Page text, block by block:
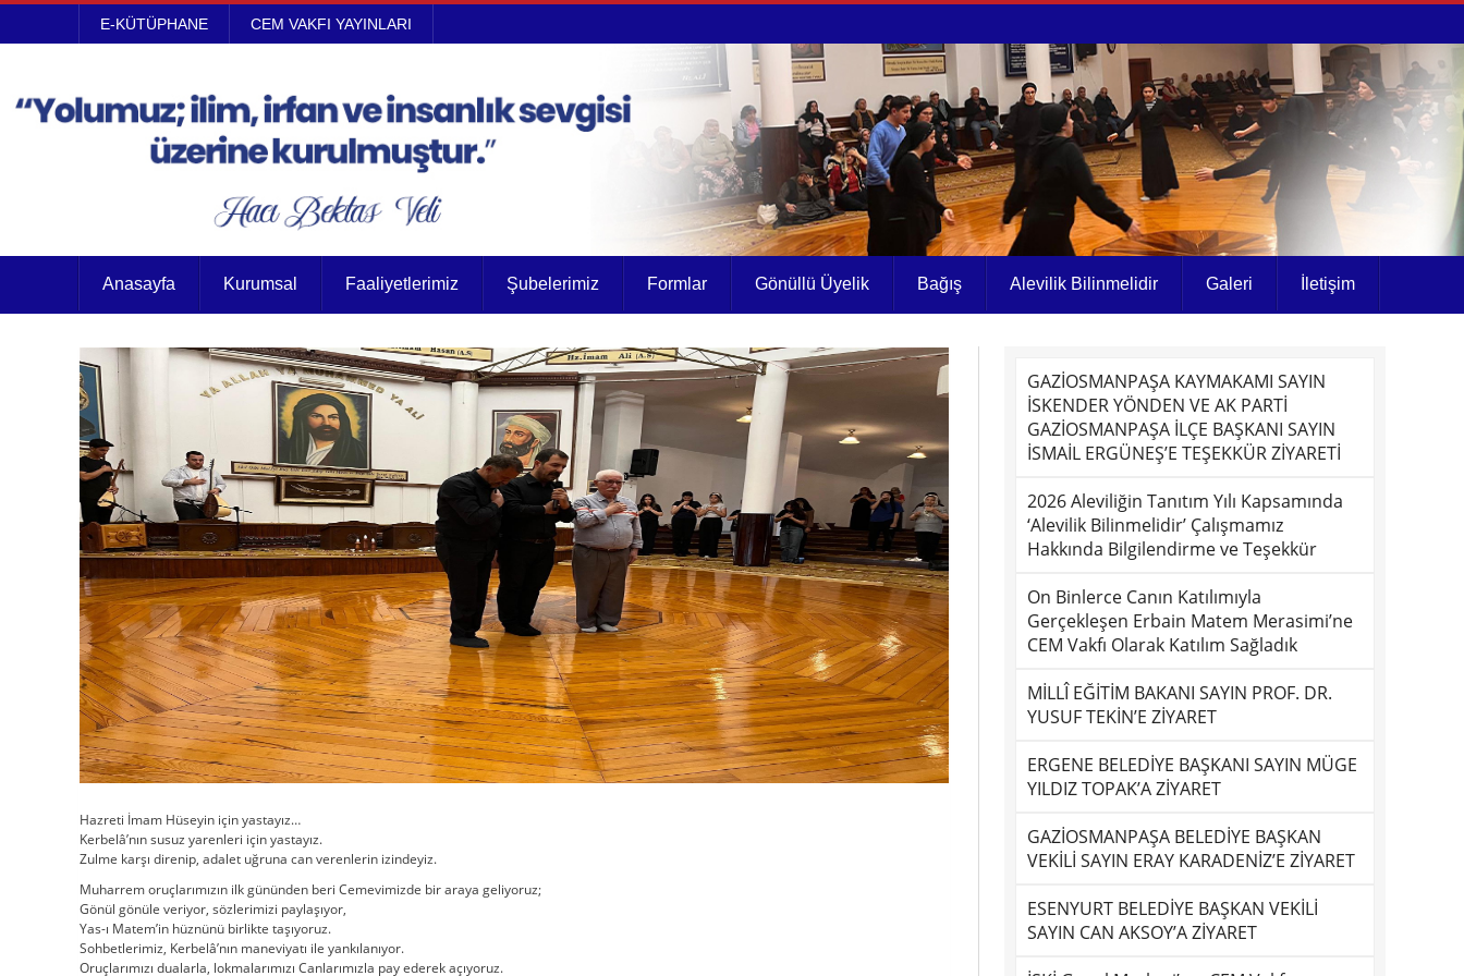
E-KÜTÜPHANE CEM VAKFI YAYINLARI
Anasayfa Kurumsal Faaliyetlerimiz Şubelerimiz Formlar Gönüllü Üyelik Bağış Alevilik Bilinmelidir Galeri İletişim
Hazreti İmam Hüseyin için yastayız…
Kerbelâ’nın susuz yarenleri için yastayız.
Zulme karşı direnip, adalet uğruna can verenlerin izindeyiz.
Muharrem oruçlarımızın ilk gününden beri Cemevimizde bir araya geliyoruz;
Gönül gönüle veriyor, sözlerimizi paylaşıyor,
Yas-ı Matem’in hüznünü birlikte taşıyoruz.
Sohbetlerimiz, Kerbelâ’nın maneviyatı ile yankılanıyor.
Oruçlarımızı dualarla, lokmalarımızı Canlarımızla pay ederek açıyoruz.
GAZİOSMANPAŞA KAYMAKAMI SAYIN
İSKENDER YÖNDEN VE AK PARTİ
GAZİOSMANPAŞA İLÇE BAŞKANI SAYIN
İSMAİL ERGÜNEŞ’E TEŞEKKÜR ZİYARETİ
2026 Aleviliğin Tanıtım Yılı Kapsamında
‘Alevilik Bilinmelidir’ Çalışmamız
Hakkında Bilgilendirme ve Teşekkür
On Binlerce Canın Katılımıyla
Gerçekleşen Erbain Matem Merasimi’ne
CEM Vakfı Olarak Katılım Sağladık
MİLLÎ EĞİTİM BAKANI SAYIN PROF. DR.
YUSUF TEKİN’E ZİYARET
ERGENE BELEDİYE BAŞKANI SAYIN MÜGE
YILDIZ TOPAK’A ZİYARET
GAZİOSMANPAŞA BELEDİYE BAŞKAN
VEKİLİ SAYIN ERAY KARADENİZ’E ZİYARET
ESENYURT BELEDİYE BAŞKAN VEKİLİ
SAYIN CAN AKSOY’A ZİYARET